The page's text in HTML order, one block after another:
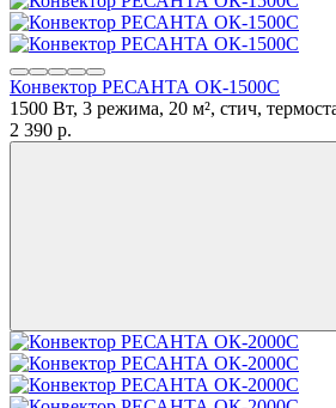
Конвектор РЕСАНТА ОК-1500С
1500 Вт, 3 режима, 20 м², стич,
2 390 p.